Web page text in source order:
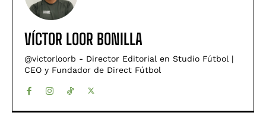
VÍCTOR LOOR BONILLA
@victorloorb - Director Editorial en Studio Fútbol |
CEO y Fundador de Direct Fútbol